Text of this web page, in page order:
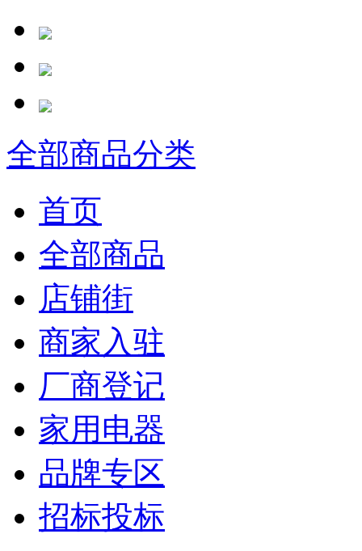
全部商品分类
首页
全部商品
店铺街
商家入驻
厂商登记
家用电器
品牌专区
招标投标